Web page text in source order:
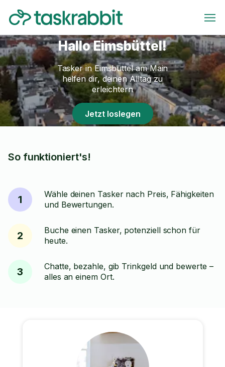
Hallo Eimsbüttel!
Tasker in Eimsbüttel am Main
helfen dir, deinen Alltag zu
erleichtern
Jetzt loslegen
So funktioniert's!
1
Wähle deinen Tasker nach Preis, Fähigkeiten
und Bewertungen.
2
Buche einen Tasker, potenziell schon für
heute.
3
Chatte, bezahle, gib Trinkgeld und bewerte –
alles an einem Ort.